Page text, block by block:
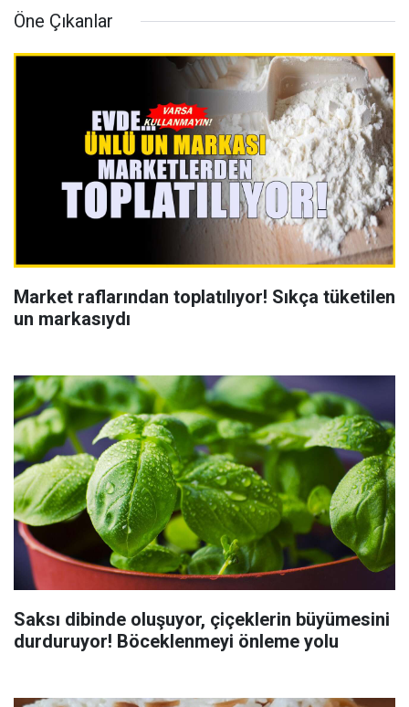
Öne Çıkanlar
Market raflarından toplatılıyor! Sıkça tüketilen
un markasıydı
Saksı dibinde oluşuyor, çiçeklerin büyümesini
durduruyor! Böceklenmeyi önleme yolu